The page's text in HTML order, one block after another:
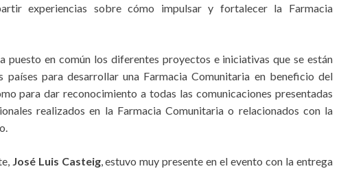
experiencias sobre cómo impulsar y fortalecer la Farmacia
puesto en común los diferentes proyectos e iniciativas que se están
para desarrollar una Farmacia Comunitaria en beneficio del
para dar reconocimiento a todas las comunicaciones presentadas
realizados en la Farmacia Comunitaria o relacionados con la
José Luis Casteig, estuvo muy presente en el evento con la entrega